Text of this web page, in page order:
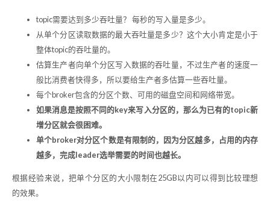
topic需要达到多少吞吐量？ 每秒的写入量是多少。
从单个分区读取数据的最大吞吐量是多少？这个大小肯定是小于
整体topic的吞吐量的。
估算生产者向单个分区写入数据的吞吐量，不过生产者的速度一
般比消费者快得多，所以要给生产者多估算一些吞吐量。
每个broker包含的分区个数、可用的磁盘空间和网络带宽。
如果消息是按照不同的key来写入分区的，那么为已有的topic新
增分区就会很困难。
单个broker对分区个数是有限制的，因为分区越多，占用的内存
越多，完成leader选举需要的时间也越长。
根据经验来说，把单个分区的大小限制在25GB以内可以得到比较理想
的效果。